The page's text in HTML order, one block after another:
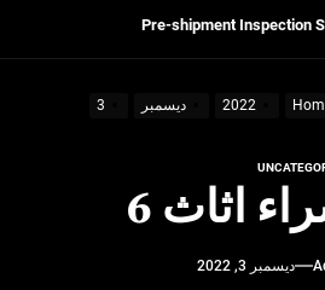
Get Reliable
Pre-shipment Inspection
Get Reliable
2022 ديسمبر 3
اثاث 6
ديسمبر 3, 2022